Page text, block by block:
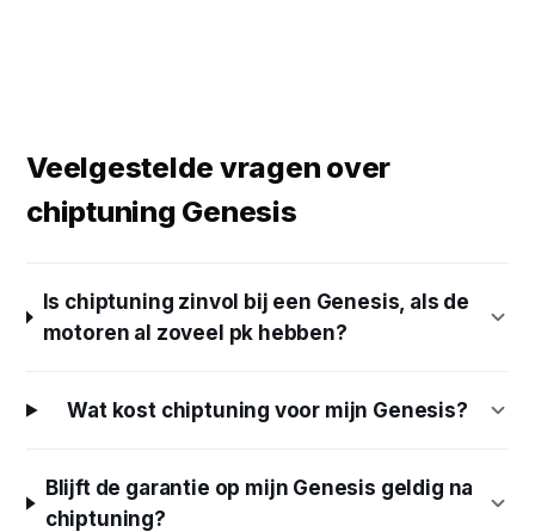
Veelgestelde vragen over
chiptuning Genesis
Is chiptuning zinvol bij een Genesis, als de
motoren al zoveel pk hebben?
Wat kost chiptuning voor mijn Genesis?
Blijft de garantie op mijn Genesis geldig na
chiptuning?